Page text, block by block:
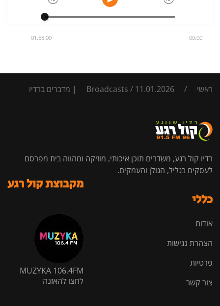
00:00
01:58:00
ראשי /
Broadcasts / 11.01.2026 | מדברים ברדיו
רדיו קול רגע, משדרים תוכן איכותי, מוזיקה ומהווה בית מפרסם
לעסקים בגליל, הגולן והעמקים.
כללי
אודות
הצהרת נגישות
פרטיות
צור קשר
מקבוצת קול רגע
MUZYKA 106.4FM
לחצו להאזנה